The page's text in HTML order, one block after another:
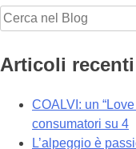
Articoli recenti
COALVI: un
consumatori su 4
L’alpeggio è